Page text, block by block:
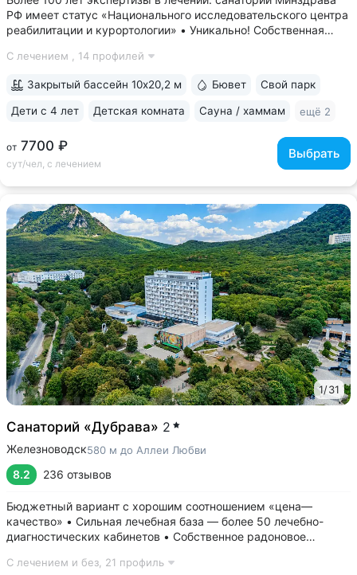
РФ имеет статус «Национального исследовательского центра
реабилитации и курортологии» • Уникально! Собственная
«Горный воздух» — единственный санаторий, где можно
С лечением , 14 профилей
от 7700 ₽
сут/чел, с лечением
Выбрать
Закрытый бассейн 10х20,2 м Бювет Свой парк
Дети с 4 лет Детская комната Сауна / хаммам ещё 2
1/31
Санаторий «Дубрава» 2
Железноводск580 м до Аллеи Любви
8.2 236 отзывов
Бюджетный вариант с хорошим соотношением «цена—
качество» • Сильная лечебная база — более 50 лечебно-
диагностических кабинетов • Собственное радоновое
с минеральной водой «Славяновская» и «Смирновская» •
С лечением и без, 21 профиль